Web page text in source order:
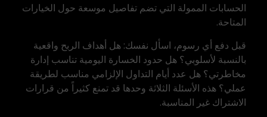
الحسابات الممولة التي تضم تفاصيل موسعة حول الخيارات
المتاحة.
قبل دفع أي رسوم، اسأل نفسك: هل أهداف الربح واقعية
بالنسبة لأسلوبي؟ هل حدود الخسارة اليومية تناسب إدارة
مخاطرتي؟ هل عدد أيام التداول الإلزامي مناسب لطريقة
عملي؟ هذه الأسئلة الثلاثة وحدها قد تمنع كثيراً من قرارات
الاشتراك غير المناسبة.